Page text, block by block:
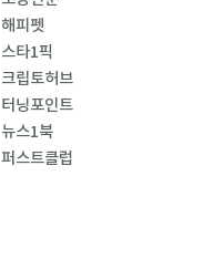
해피펫
스타1픽
크립토허브
터닝포인트
뉴스1북
퍼스트클럽